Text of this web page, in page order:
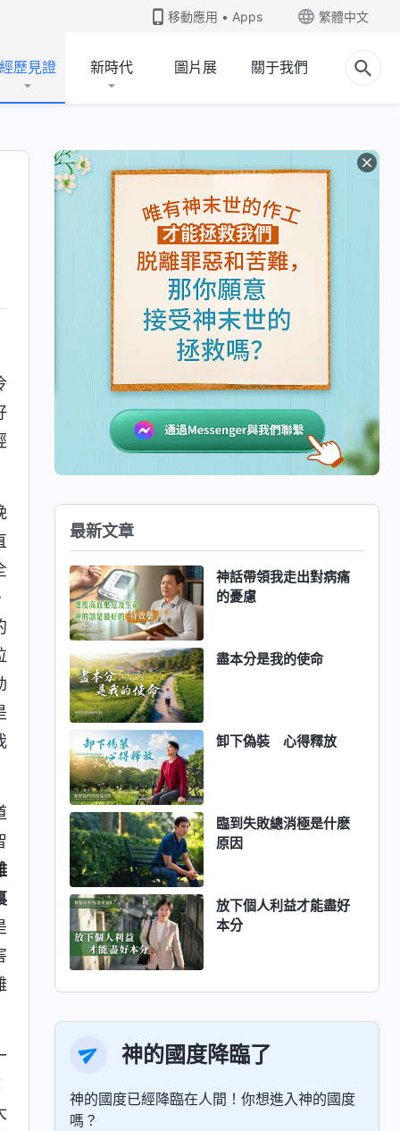
移動應用 • Apps 繁體中文
經歷見證 新時代 圖片展 關于我們
最新文章
神話帶領我走出對病痛
的憂慮
盡本分是我的使命
卸下偽裝 心得釋放
臨到失敗總消極是什麽
原因
放下個人利益才能盡好
本分
神的國度降臨了
神的國度已經降臨在人間！你想進入神的國度
嗎？